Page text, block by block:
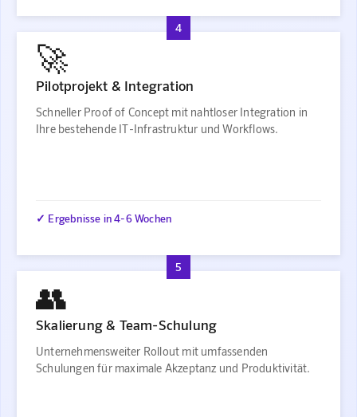
4
🚀
Pilotprojekt & Integration
Schneller Proof of Concept mit nahtloser Integration in
Ihre bestehende IT-Infrastruktur und Workflows.
✓ Ergebnisse in 4-6 Wochen
5
👥
Skalierung & Team-Schulung
Unternehmensweiter Rollout mit umfassenden
Schulungen für maximale Akzeptanz und Produktivität.